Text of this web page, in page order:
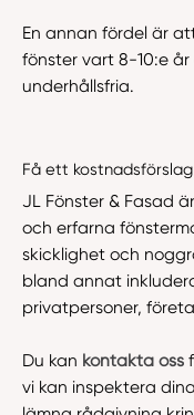
En annan fördel är
fönster vart 8-10:e
underhållsfria.
Få ett
JL Fönster & Fasad
och erfarna
skicklighet och
bland annat
privatpersoner,
Du kan kontakta oss
vi kan inspektera